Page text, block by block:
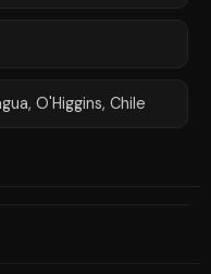
O'Higgins, Chile